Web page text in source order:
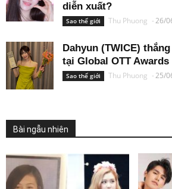
diễn xuất?
Sao thế giới Thu Phuong -26/
Dahyun (TWICE)
tại Global OTT Awards
Sao thế giới Thu Phuong -25/
Bài ngẫu nhiên